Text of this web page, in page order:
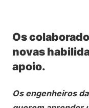
Os
novas
apoio.
Os engenheiros